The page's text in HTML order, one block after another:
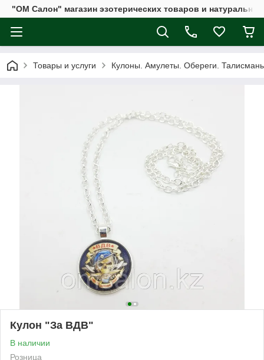
"ОМ Салон" магазин эзотерических товаров и
Товары и услуги Кулоны. Амулеты. Обереги.
Кулон "За ВДВ"
В наличии
Розница